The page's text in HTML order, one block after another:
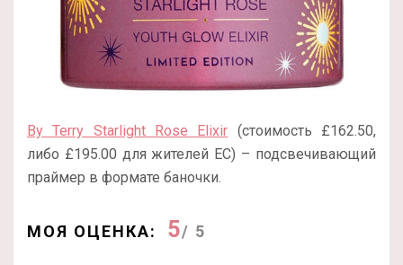
By Terry Starlight Rose Elixir (стоимость £162.50,
либо £195.00 для жителей ЕС) – подсвечивающий
праймер в формате баночки.
МОЯ ОЦЕНКА: 5/ 5